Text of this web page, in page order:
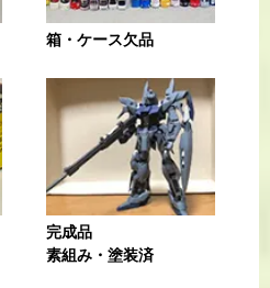
箱・ケース欠品
完成品
素組み・塗装済